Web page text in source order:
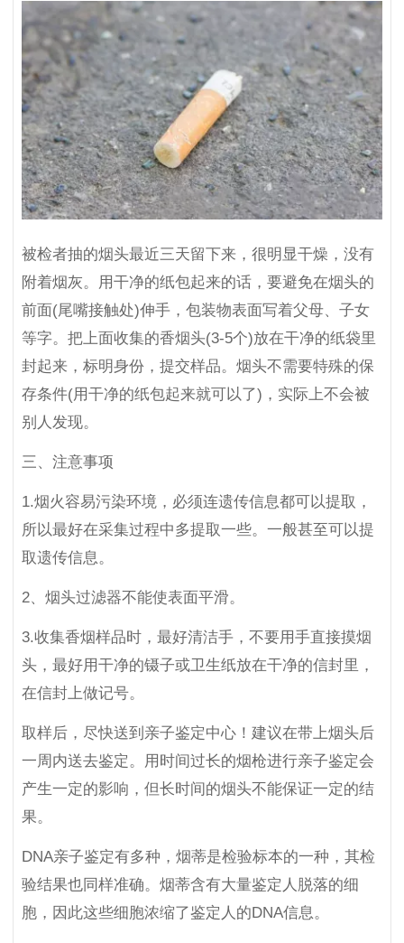
被检者抽的烟头最近三天留下来，很明显干燥，没有
附着烟灰。用干净的纸包起来的话，要避免在烟头的
前面(尾嘴接触处)伸手，包装物表面写着父母、子女
等字。把上面收集的香烟头(3-5个)放在干净的纸袋里
封起来，标明身份，提交样品。烟头不需要特殊的保
存条件(用干净的纸包起来就可以了)，实际上不会被
别人发现。
三、注意事项
1.烟火容易污染环境，必须连遗传信息都可以提取，
所以最好在采集过程中多提取一些。一般甚至可以提
取遗传信息。
2、烟头过滤器不能使表面平滑。
3.收集香烟样品时，最好清洁手，不要用手直接摸烟
头，最好用干净的镊子或卫生纸放在干净的信封里，
在信封上做记号。
取样后，尽快送到亲子鉴定中心！建议在带上烟头后
一周内送去鉴定。用时间过长的烟枪进行亲子鉴定会
产生一定的影响，但长时间的烟头不能保证一定的结
果。
DNA亲子鉴定有多种，烟蒂是检验标本的一种，其检
验结果也同样准确。烟蒂含有大量鉴定人脱落的细
胞，因此这些细胞浓缩了鉴定人的DNA信息。